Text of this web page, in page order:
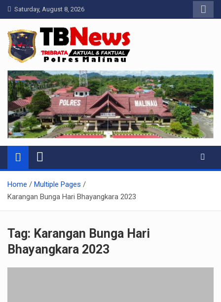
Skip
to
content
Saturday, August 8, 2026
Pelangiresmalinau.com
Beranda Warta Bhayangkara
Home
Multiple Pages
Karangan Bunga Hari Bhayangkara 2023
Tag: Karangan Bunga Hari
Bhayangkara 2023